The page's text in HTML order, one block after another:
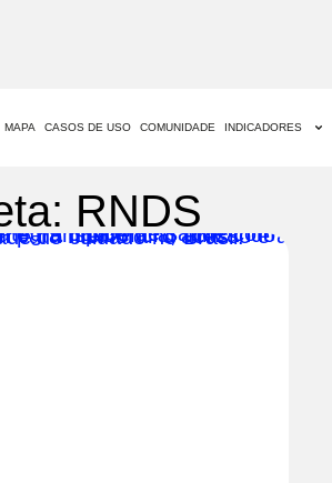
MAPA CASOS DE USO COMUNIDADE INDICADORES
RNDS